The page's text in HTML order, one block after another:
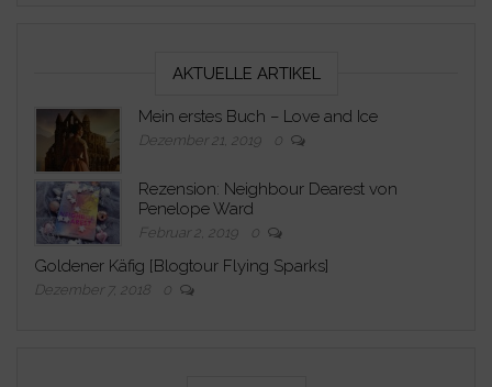
AKTUELLE ARTIKEL
Mein erstes Buch – Love and Ice
Dezember 21, 2019 0
Rezension: Neighbour Dearest von
Penelope Ward
Februar 2, 2019 0
Goldener Käfig [Blogtour Flying Sparks]
Dezember 7, 2018 0